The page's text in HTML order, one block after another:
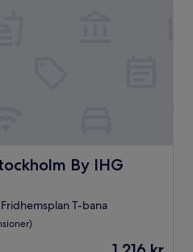
By IHG
By IHG
T-bana
Priset